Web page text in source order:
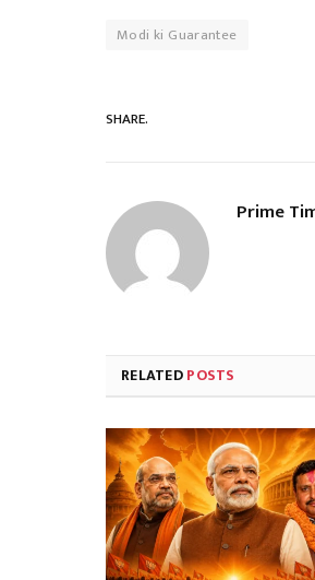
Modi ki Guarantee
SHARE.
Prime
RELATEDPOSTS